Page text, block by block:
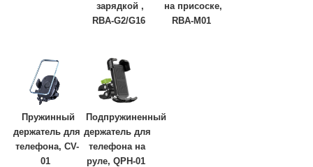
зарядкой ,
RBA-G2/G16
на присоске,
RBA-M01
Пружинный
держатель для
телефона, CV-
01
Подпружиненный
держатель для
телефона на
руле, QPH-01